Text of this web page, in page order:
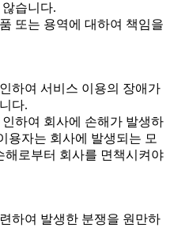
습니다.
또는 용역에 대하여 책임을
하여 서비스 이용의 장애가
다.
하여 회사에 손해가 발생하
용자는 회사에 발생되는 모
해로부터 회사를 면책시켜야
하여 발생한 분쟁을 원만하